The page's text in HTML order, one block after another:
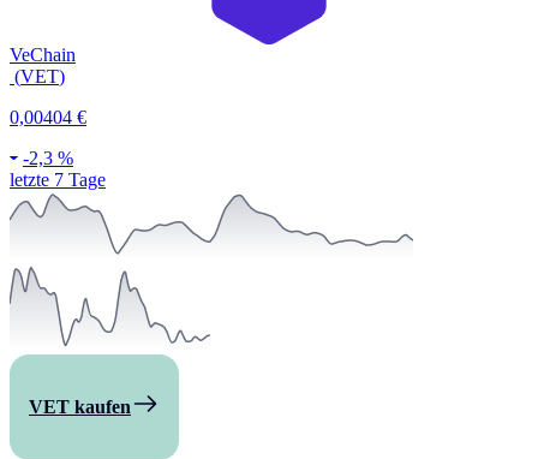
VeChain
(VET)
0,00404 €
-2,3 %
letzte 7 Tage
VET kaufen